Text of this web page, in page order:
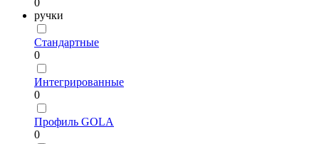
ручки
Стандартные
0
Интегрированные
0
Профиль GOLA
0